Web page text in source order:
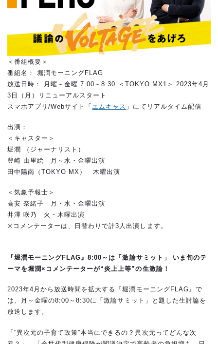
＜番組概要＞
番組名： 堀潤モーニングFLAG
放送日時： 月曜～金曜 7:00～8:30 ＜TOKYO MX1＞ 2023年4月
3日（月）リニューアルスタート
スマホアプリ/Webサイト「 エムキャス 」にてリアルタイム配信
出演：
＜キャスター＞
堀潤 （ジャーナリスト）
豊崎 由里絵 月～水・金曜出演
田中陽南（TOKYO MX） 木曜出演
＜気象予報士＞
高安 奈緒子 月・水・金曜出演
井澤 咲乃 火・木曜出演
※コメンテーターは、日替わりで計3人出演します。
『堀潤モーニングFLAG』8:00～は「激論サミット」 いま旬のテ
ーマを堀潤×コメンテーターが“炎上上等”の生激論！
2023年4月から放送時間を拡大する『堀潤モーニングFLAG』で
は、月～金曜の8:00～8:30に「激論サミット」と題した生討論を
放送します。
「“異次元の子育て政策”本当にできるの？異次元ってどんな次